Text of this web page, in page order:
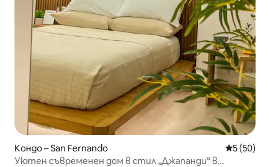
Кондо – San Fernando Средна
5 (50)
Уютен съвременен дом в стил „Джапанди“ в